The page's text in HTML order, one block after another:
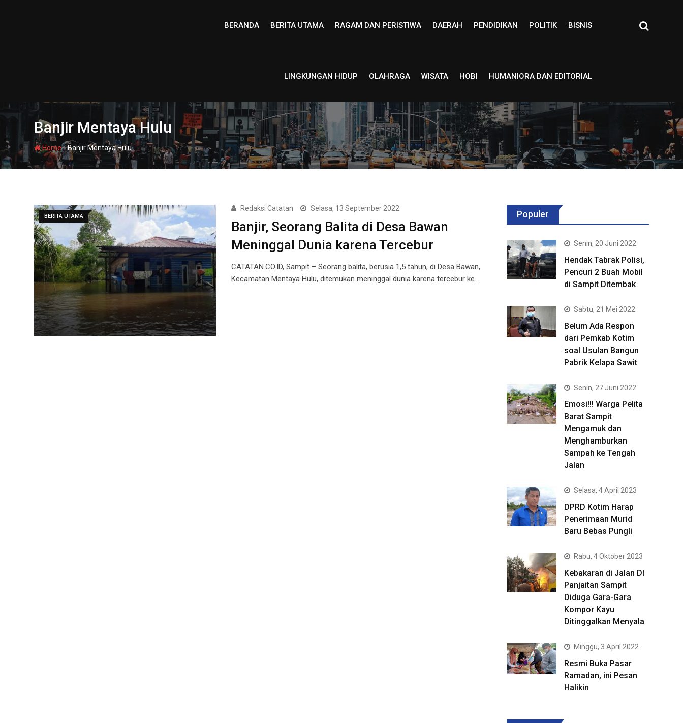
BERANDA BERITA UTAMA RAGAM DAN PERISTIWA DAERAH PENDIDIKAN POLITIK BISNIS
LINGKUNGAN HIDUP OLAHRAGA WISATA HOBI HUMANIORA DAN EDITORIAL
Banjir Mentaya Hulu
Home-Banjir Mentaya Hulu
BERITA UTAMA
Redaksi Catatan Selasa, 13 September 2022
Banjir, Seorang Balita di Desa Bawan
Meninggal Dunia karena Tercebur
CATATAN.CO.ID, Sampit – Seorang balita, berusia 1,5 tahun, di Desa Bawan,
Kecamatan Mentaya Hulu, ditemukan meninggal dunia karena tercebur ke…
Populer
Senin, 20 Juni 2022
Hendak Tabrak Polisi,
Pencuri 2 Buah Mobil
di Sampit Ditembak
Sabtu, 21 Mei 2022
Belum Ada Respon
dari Pemkab Kotim
soal Usulan Bangun
Pabrik Kelapa Sawit
Senin, 27 Juni 2022
Emosi!!! Warga Pelita
Barat Sampit
Mengamuk dan
Menghamburkan
Sampah ke Tengah
Jalan
Selasa, 4 April 2023
DPRD Kotim Harap
Penerimaan Murid
Baru Bebas Pungli
Rabu, 4 Oktober 2023
Kebakaran di Jalan DI
Panjaitan Sampit
Diduga Gara-Gara
Kompor Kayu
Ditinggalkan Menyala
Minggu, 3 April 2022
Resmi Buka Pasar
Ramadan, ini Pesan
Halikin